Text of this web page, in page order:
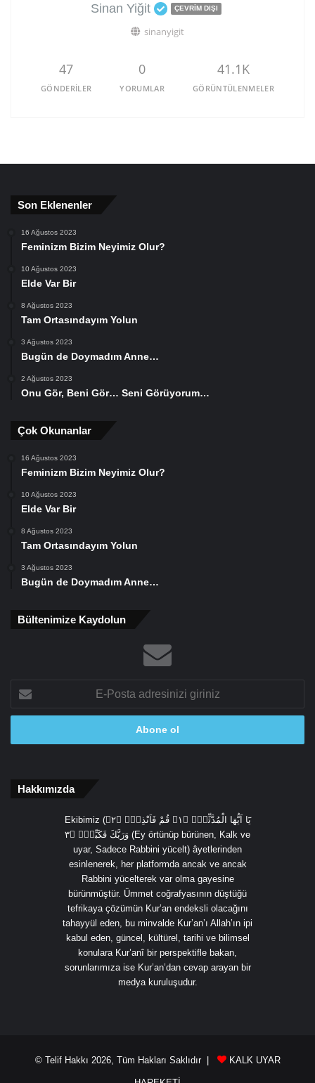
Sinan Yiğit ÇEVRIM DIŞI
sinanyigit
47
GÖNDERILER
0
YORUMLAR
41.1K
GÖRÜNTÜLENMELER
Son Eklenenler
16 Ağustos 2023
Feminizm Bizim Neyimiz Olur?
10 Ağustos 2023
Elde Var Bir
8 Ağustos 2023
Tam Ortasındayım Yolun
3 Ağustos 2023
Bugün de Doymadım Anne…
2 Ağustos 2023
Onu Gör, Beni Gör… Seni Görüyorum…
Çok Okunanlar
16 Ağustos 2023
Feminizm Bizim Neyimiz Olur?
10 Ağustos 2023
Elde Var Bir
8 Ağustos 2023
Tam Ortasındayım Yolun
3 Ağustos 2023
Bugün de Doymadım Anne…
Bültenimize Kaydolun
Posta
adresinizi
Hakkımızda
Ekibimiz (يَٓا اَيُّهَا الْمُدَّثِّرُۙ ﴿١﴾ قُمْ فَاَنْذِرْۙ ﴿٢﴾
وَرَبَّكَ فَكَبِّرْۙ ﴿٣ (Ey örtünüp bürünen, Kalk ve
uyar, Sadece Rabbini yücelt) âyetlerinden
esinlenerek, her platformda ancak ve ancak
Rabbini yücelterek var olma gayesine
bürünmüştür. Ümmet coğrafyasının düştüğü
tefrikaya çözümün Kur’an endeksli olacağını
tahayyül eden, bu minvalde Kur’an’ı Allah’ın ipi
kabul eden, güncel, kültürel, tarihi ve bilimsel
konulara Kur’anî bir perspektifle bakan,
sorunlarımıza ise Kur’an’dan cevap arayan bir
medya kuruluşudur.
© Telif Hakkı 2026, Tüm Hakları Saklıdır | KALK UYAR